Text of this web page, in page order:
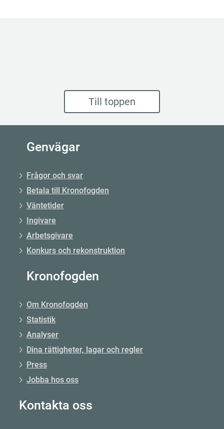
Till toppen
Genvägar
Frågor och svar
Betala till Kronofogden
Väntetider
Ingivare
Arbetsgivare
Konkurs och rekonstruktion
Kronofogden
Om Kronofogden
Statistik
Analyser
Dina rättigheter, lagar och regler
Press
Jobba hos oss
Kontakta oss